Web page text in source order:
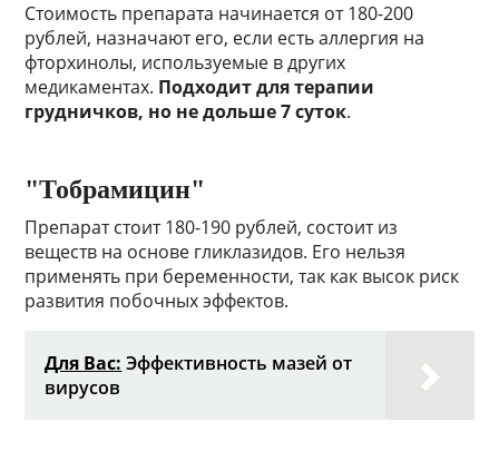
Стоимость препарата начинается от 180-200
рублей, назначают его, если есть аллергия на
фторхинолы, используемые в других
медикаментах. Подходит для терапии
грудничков, но не дольше 7 суток.
"Тобрамицин"
Препарат стоит 180-190 рублей, состоит из
веществ на основе гликлазидов. Его нельзя
применять при беременности, так как высок риск
развития побочных эффектов.
Для Вас: Эффективность мазей от
вирусов